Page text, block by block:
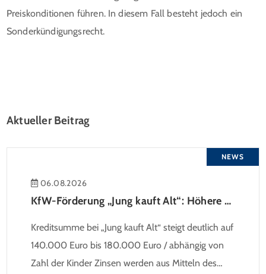
Preiskonditionen führen. In diesem Fall besteht jedoch ein
Sonderkündigungsrecht.
Aktueller Beitrag
NEWS
06.08.2026
KfW-Förderung „Jung kauft Alt“: Höhere Kredite ab August 2026
Kreditsumme bei „Jung kauft Alt“ steigt deutlich auf
140.000 Euro bis 180.000 Euro / abhängig von
Zahl der Kinder Zinsen werden aus Mitteln des